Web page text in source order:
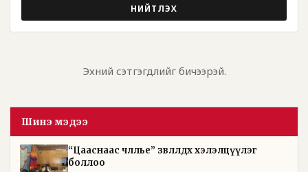
НИЙТЛЭХ
Эхний сэтгэгдлийг бичээрэй.
Шинэ мэдээ
“Цааснаас чөлөөлье” зөвлөлдөх хэлэлцүүлэг
боллоо